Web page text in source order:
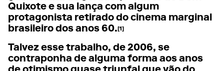
Quixote e sua lança com algum
protagonista retirado do cinema marginal
brasileiro dos anos 60. [1]
Talvez esse trabalho, de 2006, se
contraponha de alguma forma aos anos